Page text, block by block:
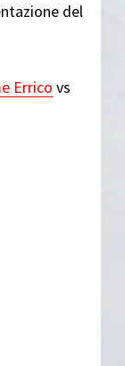
del
Errico vs